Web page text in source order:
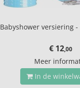
Babyshower versiering
€ 12,00
Meer
In de